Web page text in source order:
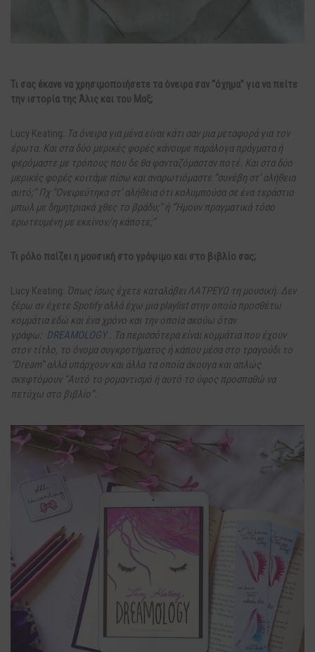
Τι σας έκανε να χρησιμοποιήσετε τα όνειρα σαν “όχημα” για να πείτε
την ιστορία της Άλις και του Μαξ;
Lucy Keating: Τα όνειρα για μένα είναι κάτι σαν μια μεταφορά για τον
έρωτα. Και στα δύο μερικές φορές κάνουμε παράλογα πράγματα ή
φερόμαστε με τρόπους που δε θα φανταζόμασταν ποτέ. Και στα δύο
μερικές φορές κοιτάμε πίσω και αναρωτιόμαστε “συνέβη στ’ αλήθεια
αυτό;” Πχ “Ονειρεύτηκα στ’ αλήθεια ότι κολυμπούσα σε ένα τεράστιο
μπωλ με δημητριακά χθες το βράδυ;” ή “Ήμουν πραγματικά τόσο
ερωτευμένη με εκείνον/η κάποτε;”
Τι ρόλο παίζει η μουσική στο γράψιμο και στο βιβλίο σας;
Lucy Keating: Όπως ίσως έχετε καταλάβει ΛΑΤΡΕΥΩ τη μουσική. Δεν
ξέρω αν έχετε Spotify αλλά έχω μια playlist στην οποία προσθέτω
κομμάτια εδώ και ένα χρόνο και την οποία ακούω όταν
γράφω: DREAMOLOGY. Τα περισσότερα είναι κομμάτια που έχουν
στον τίτλο, το όνομα συγκροτήματος ή κάπου μέσα στο τραγούδι το
“Dream” αλλά υπάρχουν και άλλα τα οποία άκουγα και απλώς
σκεφτόμουν “Αυτό το ρομαντισμό ή αυτό το ύφος προσπαθώ να
πετύχω στο βιβλίο”.